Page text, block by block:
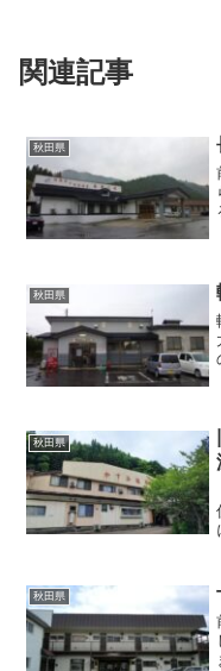
関連記事
秋田県
秋田県
秋田県
秋田県